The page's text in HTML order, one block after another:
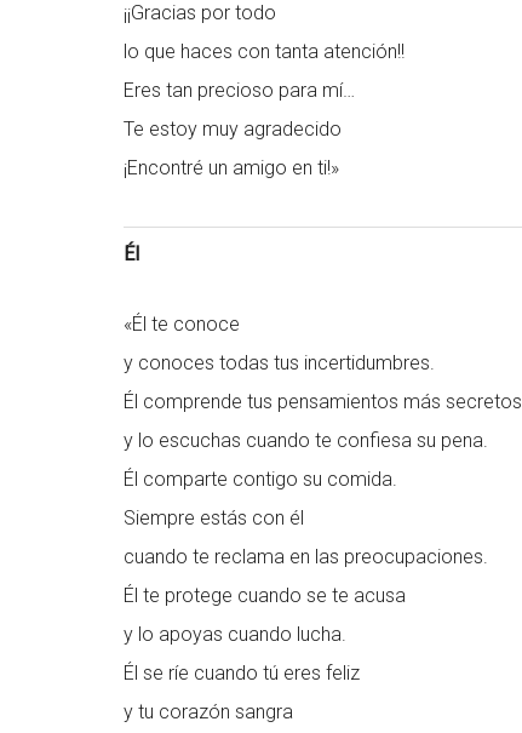
¡¡Gracias por todo
lo que haces con tanta atención!!
Eres tan precioso para mí…
Te estoy muy agradecido
¡Encontré un amigo en ti!»
Él
«Él te conoce
y conoces todas tus incertidumbres.
Él comprende tus pensamientos más secretos
y lo escuchas cuando te confiesa su pena.
Él comparte contigo su comida.
Siempre estás con él
cuando te reclama en las preocupaciones.
Él te protege cuando se te acusa
y lo apoyas cuando lucha.
Él se ríe cuando tú eres feliz
y tu corazón sangra